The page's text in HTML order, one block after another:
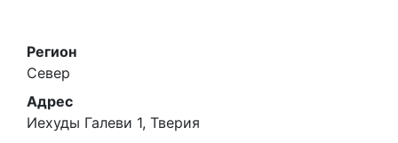
Регион
Север
Адрес
Иехуды Галеви 1, Тверия